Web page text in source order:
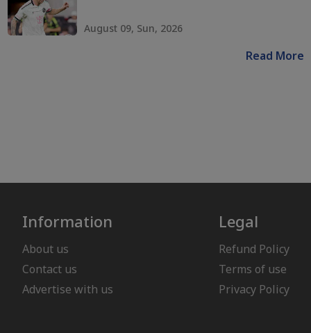
August 09, Sun, 2026
Read More
Information
About us
Contact us
Advertise with us
Legal
Refund Policy
Terms of use
Privacy Policy